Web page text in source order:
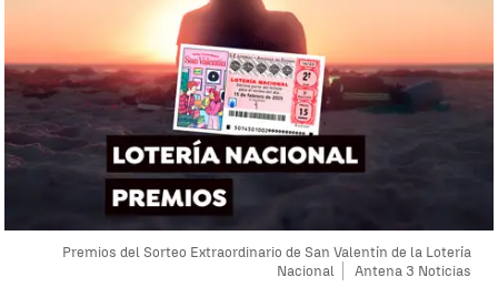
Premios del Sorteo Extraordinario de San Valentín de la Lotería
Nacional
Antena 3 Noticias